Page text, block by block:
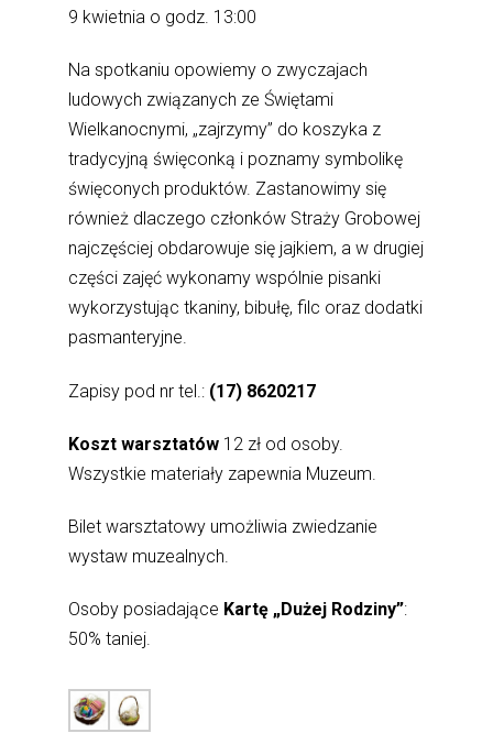
9 kwietnia o godz. 13:00
Na spotkaniu opowiemy o zwyczajach
ludowych związanych ze Świętami
Wielkanocnymi, „zajrzymy” do koszyka z
tradycyjną święconką i poznamy symbolikę
święconych produktów. Zastanowimy się
również dlaczego członków Straży Grobowej
najczęściej obdarowuje się jajkiem, a w drugiej
części zajęć wykonamy wspólnie pisanki
wykorzystując tkaniny, bibułę, filc oraz dodatki
pasmanteryjne.
Zapisy pod nr tel.: (17) 8620217
Koszt warsztatów 12 zł od osoby.
Wszystkie materiały zapewnia Muzeum.
Bilet warsztatowy umożliwia zwiedzanie
wystaw muzealnych.
Osoby posiadające Kartę „Dużej Rodziny”:
50% taniej.